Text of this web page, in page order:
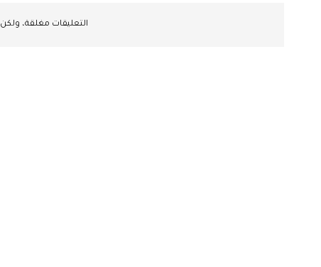
التعليقات مغلقة، ولكن